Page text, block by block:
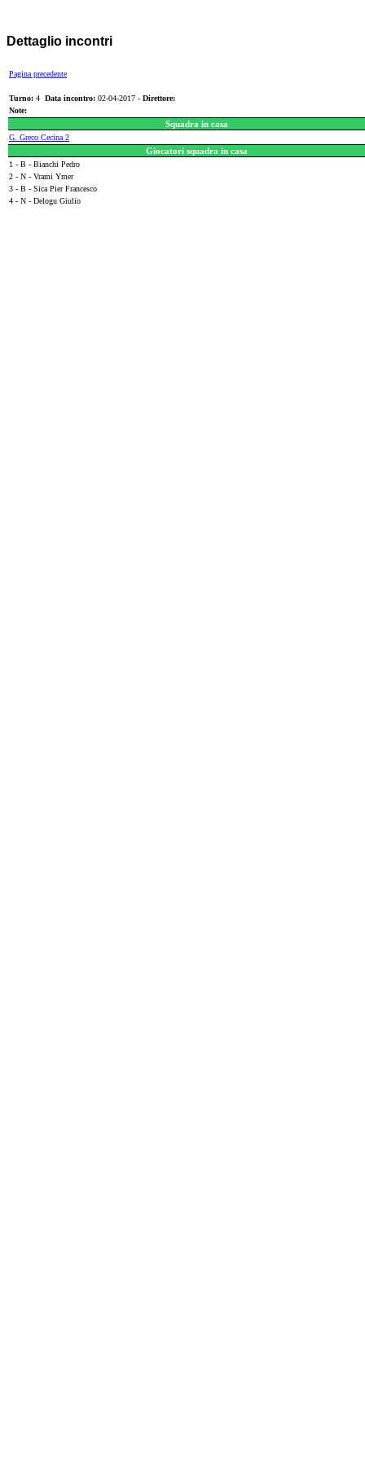
Dettaglio incontri
Pagina precedente
Turno: 4 Data incontro: 02-04-2017 - Direttore:
Note:
Squadra in casa
G. Greco Cecina 2
Giocatori squadra in casa
1 - B - Bianchi Pedro
2 - N - Vrami Ymer
3 - B - Sica Pier Francesco
4 - N - Delogu Giulio